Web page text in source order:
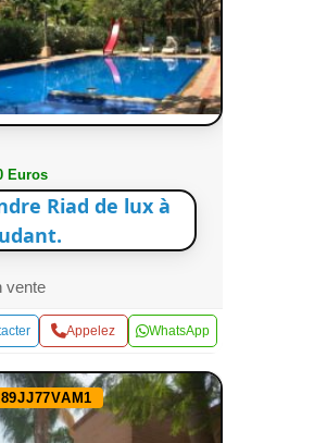
Euros
Riad de lux à
vente
Appelez WhatsApp